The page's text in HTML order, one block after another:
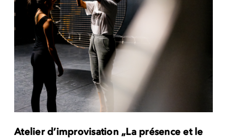
Atelier d’improvisation „La présence et le